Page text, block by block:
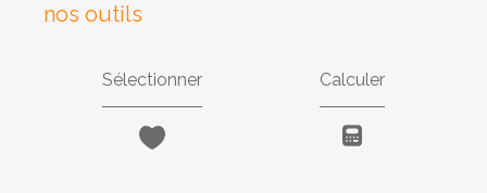
nos outils
Sélectionner Calculer